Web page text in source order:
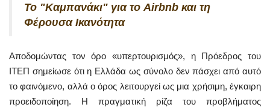
Το "Καμπανάκι" για το Airbnb και τη
Φέρουσα Ικανότητα
Αποδομώντας τον όρο «υπερτουρισμός», η Πρόεδρος του
ΙΤΕΠ σημείωσε ότι η Ελλάδα ως σύνολο δεν πάσχει από αυτό
το φαινόμενο, αλλά ο όρος λειτουργεί ως μια χρήσιμη, έγκαιρη
προειδοποίηση. Η πραγματική ρίζα του προβλήματος